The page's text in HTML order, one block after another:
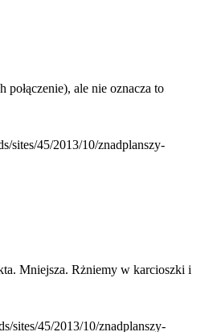
ale nie oznacza to
sites/45/2013/10/znadplanszy-
Mniejsza. Rżniemy w karcioszki i
sites/45/2013/10/znadplanszy-